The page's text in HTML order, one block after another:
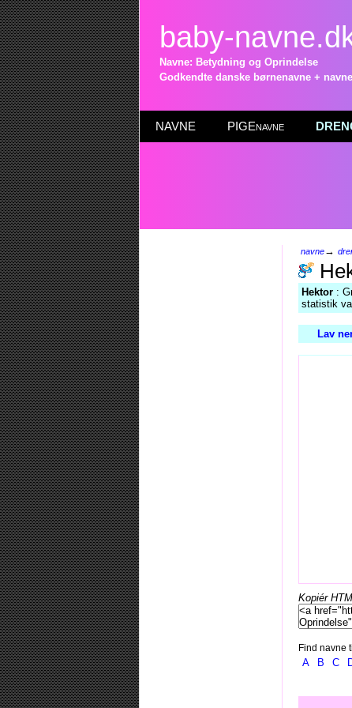
baby-
Navne: Betydning og Oprindelse
Godkendte danske børnenavne +
NAVNE PIGEnavne
navne→
Hektor :
statistik
Lav
Kopiér
Find navne
A B C